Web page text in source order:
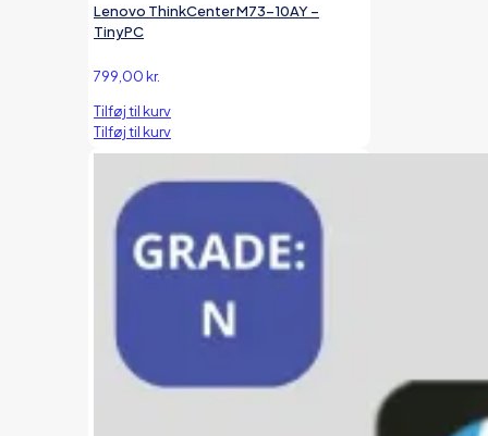
Lenovo ThinkCenter M73-10AY –
TinyPC
799,00kr.
Tilføj til kurv
Tilføj til kurv